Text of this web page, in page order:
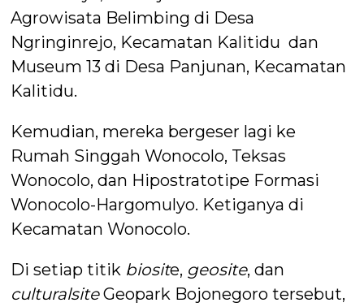
Agrowisata Belimbing di Desa
Ngringinrejo, Kecamatan Kalitidu dan
Museum 13 di Desa Panjunan, Kecamatan
Kalitidu.
Kemudian, mereka bergeser lagi ke
Rumah Singgah Wonocolo, Teksas
Wonocolo, dan Hipostratotipe Formasi
Wonocolo-Hargomulyo. Ketiganya di
Kecamatan Wonocolo.
Di setiap titik biosite, geosite, dan
culturalsiteGeopark Bojonegoro tersebut,